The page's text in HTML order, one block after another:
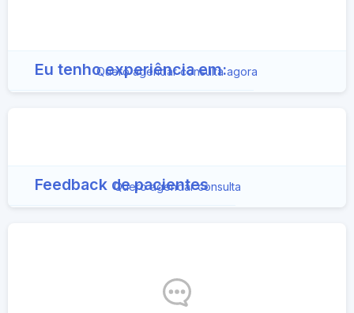
Quero agendar consulta agora
Eu tenho experiência em:
Quero agendar consulta
Feedback de pacientes